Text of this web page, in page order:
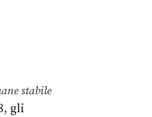
stabile
gli